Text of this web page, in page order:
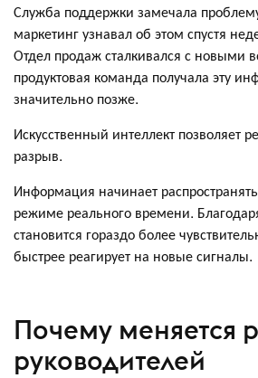
Служба поддержки замечала
маркетинг узнавал об этом спустя
Отдел продаж сталкивался с новыми
продуктовая команда получала эту
значительно позже.
Искусственный интеллект позволяет
разрыв.
Информация начинает
режиме реального времени.
становится гораздо более
быстрее реагирует на новые сигналы.
Почему меняется
руководителей